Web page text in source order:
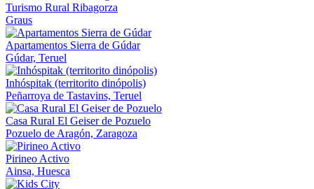
Turismo Rural Ribagorza
Graus
Apartamentos Sierra de Gúdar
Gúdar, Teruel
Inhóspitak (territorito dinópolis)
Peñarroya de Tastavins, Teruel
Casa Rural El Geiser de Pozuelo
Pozuelo de Aragón, Zaragoza
Pirineo Activo
Ainsa, Huesca